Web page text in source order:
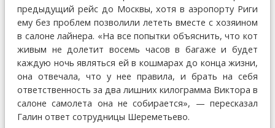
предыдущий рейс до Москвы, хотя в аэропорту Риги
ему без проблем позволили лететь вместе с хозяином
в салоне лайнера. «На все попытки объяснить, что кот
живым не долетит восемь часов в багаже и будет
каждую ночь являться ей в кошмарах до конца жизни,
она отвечала, что у нее правила, и брать на себя
ответственность за два лишних килограмма Виктора в
салоне самолета она не собирается», — пересказал
Галин ответ сотрудницы Шереметьево.